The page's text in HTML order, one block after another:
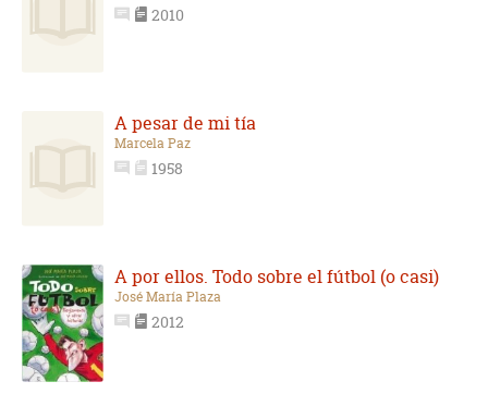
2010
A pesar de mi tía
Marcela Paz
1958
A por ellos. Todo sobre el fútbol (o casi)
José María Plaza
2012